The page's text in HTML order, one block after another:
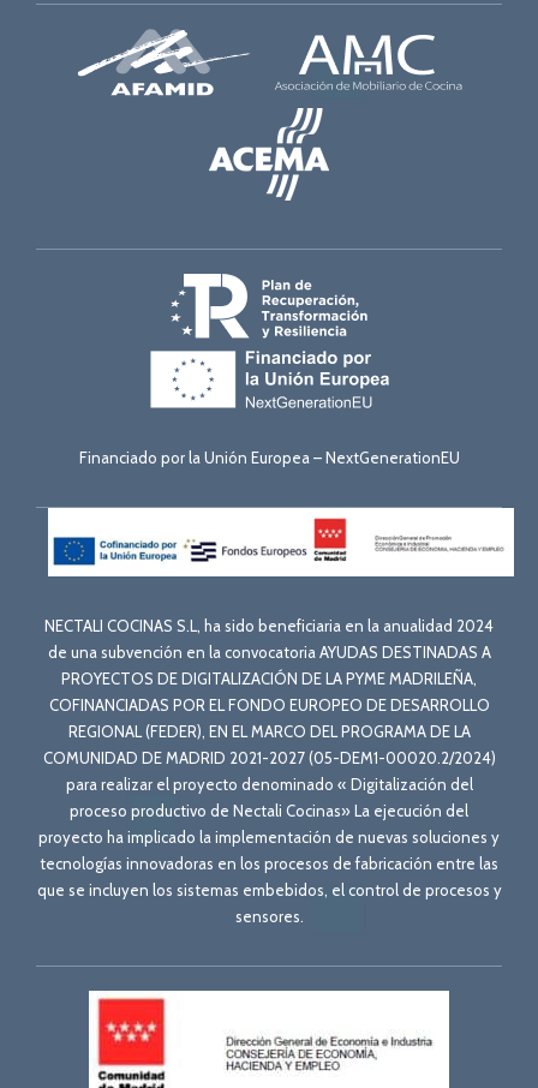
Financiado por la Unión Europea – NextGenerationEU
NECTALI COCINAS S.L, ha sido beneficiaria en la anualidad 2024
de una subvención en la convocatoria AYUDAS DESTINADAS A
PROYECTOS DE DIGITALIZACIÓN DE LA PYME MADRILEÑA,
COFINANCIADAS POR EL FONDO EUROPEO DE DESARROLLO
REGIONAL (FEDER), EN EL MARCO DEL PROGRAMA DE LA
COMUNIDAD DE MADRID 2021-2027 (05-DEM1-00020.2/2024)
para realizar el proyecto denominado « Digitalización del
proceso productivo de Nectali Cocinas» La ejecución del
proyecto ha implicado la implementación de nuevas soluciones y
tecnologías innovadoras en los procesos de fabricación entre las
que se incluyen los sistemas embebidos, el control de procesos y
sensores.